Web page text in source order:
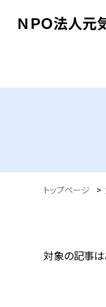
ＮＰＯ法人
トップページ >
対象の記事は